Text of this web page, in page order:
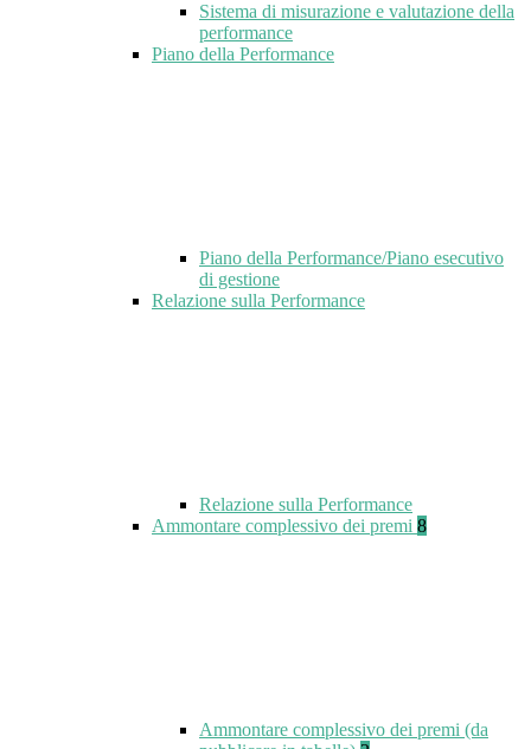
Sistema di misurazione e valutazione della
performance
Piano della Performance
Piano della Performance/Piano esecutivo
di gestione
Relazione sulla Performance
Relazione sulla Performance
Ammontare complessivo dei premi 8
Ammontare complessivo dei premi (da